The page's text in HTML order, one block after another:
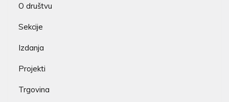
O društvu
Sekcije
Izdanja
Projekti
Trgovina